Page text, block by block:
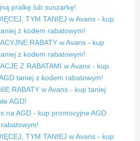
pralkę lub suszarkę!
TYM TANIEJ w Avans - kup
z kodem rabatowym!
RABATY w Avans - kup
z kodem rabatowym!
Z RABATAMI w Avans - kup
taniej z kodem rabatowym!
RABATY w Avans - kup taniej
AGD!
na AGD - kup promocyjne AGD
TYM TANIEJ w Avans - kup